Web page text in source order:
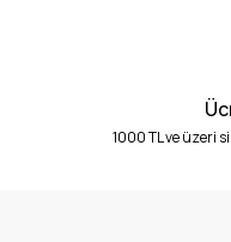
1000 TL ve üzeri